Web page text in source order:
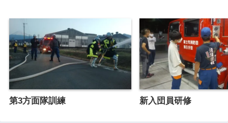
第3方面隊訓練 新入団員研修